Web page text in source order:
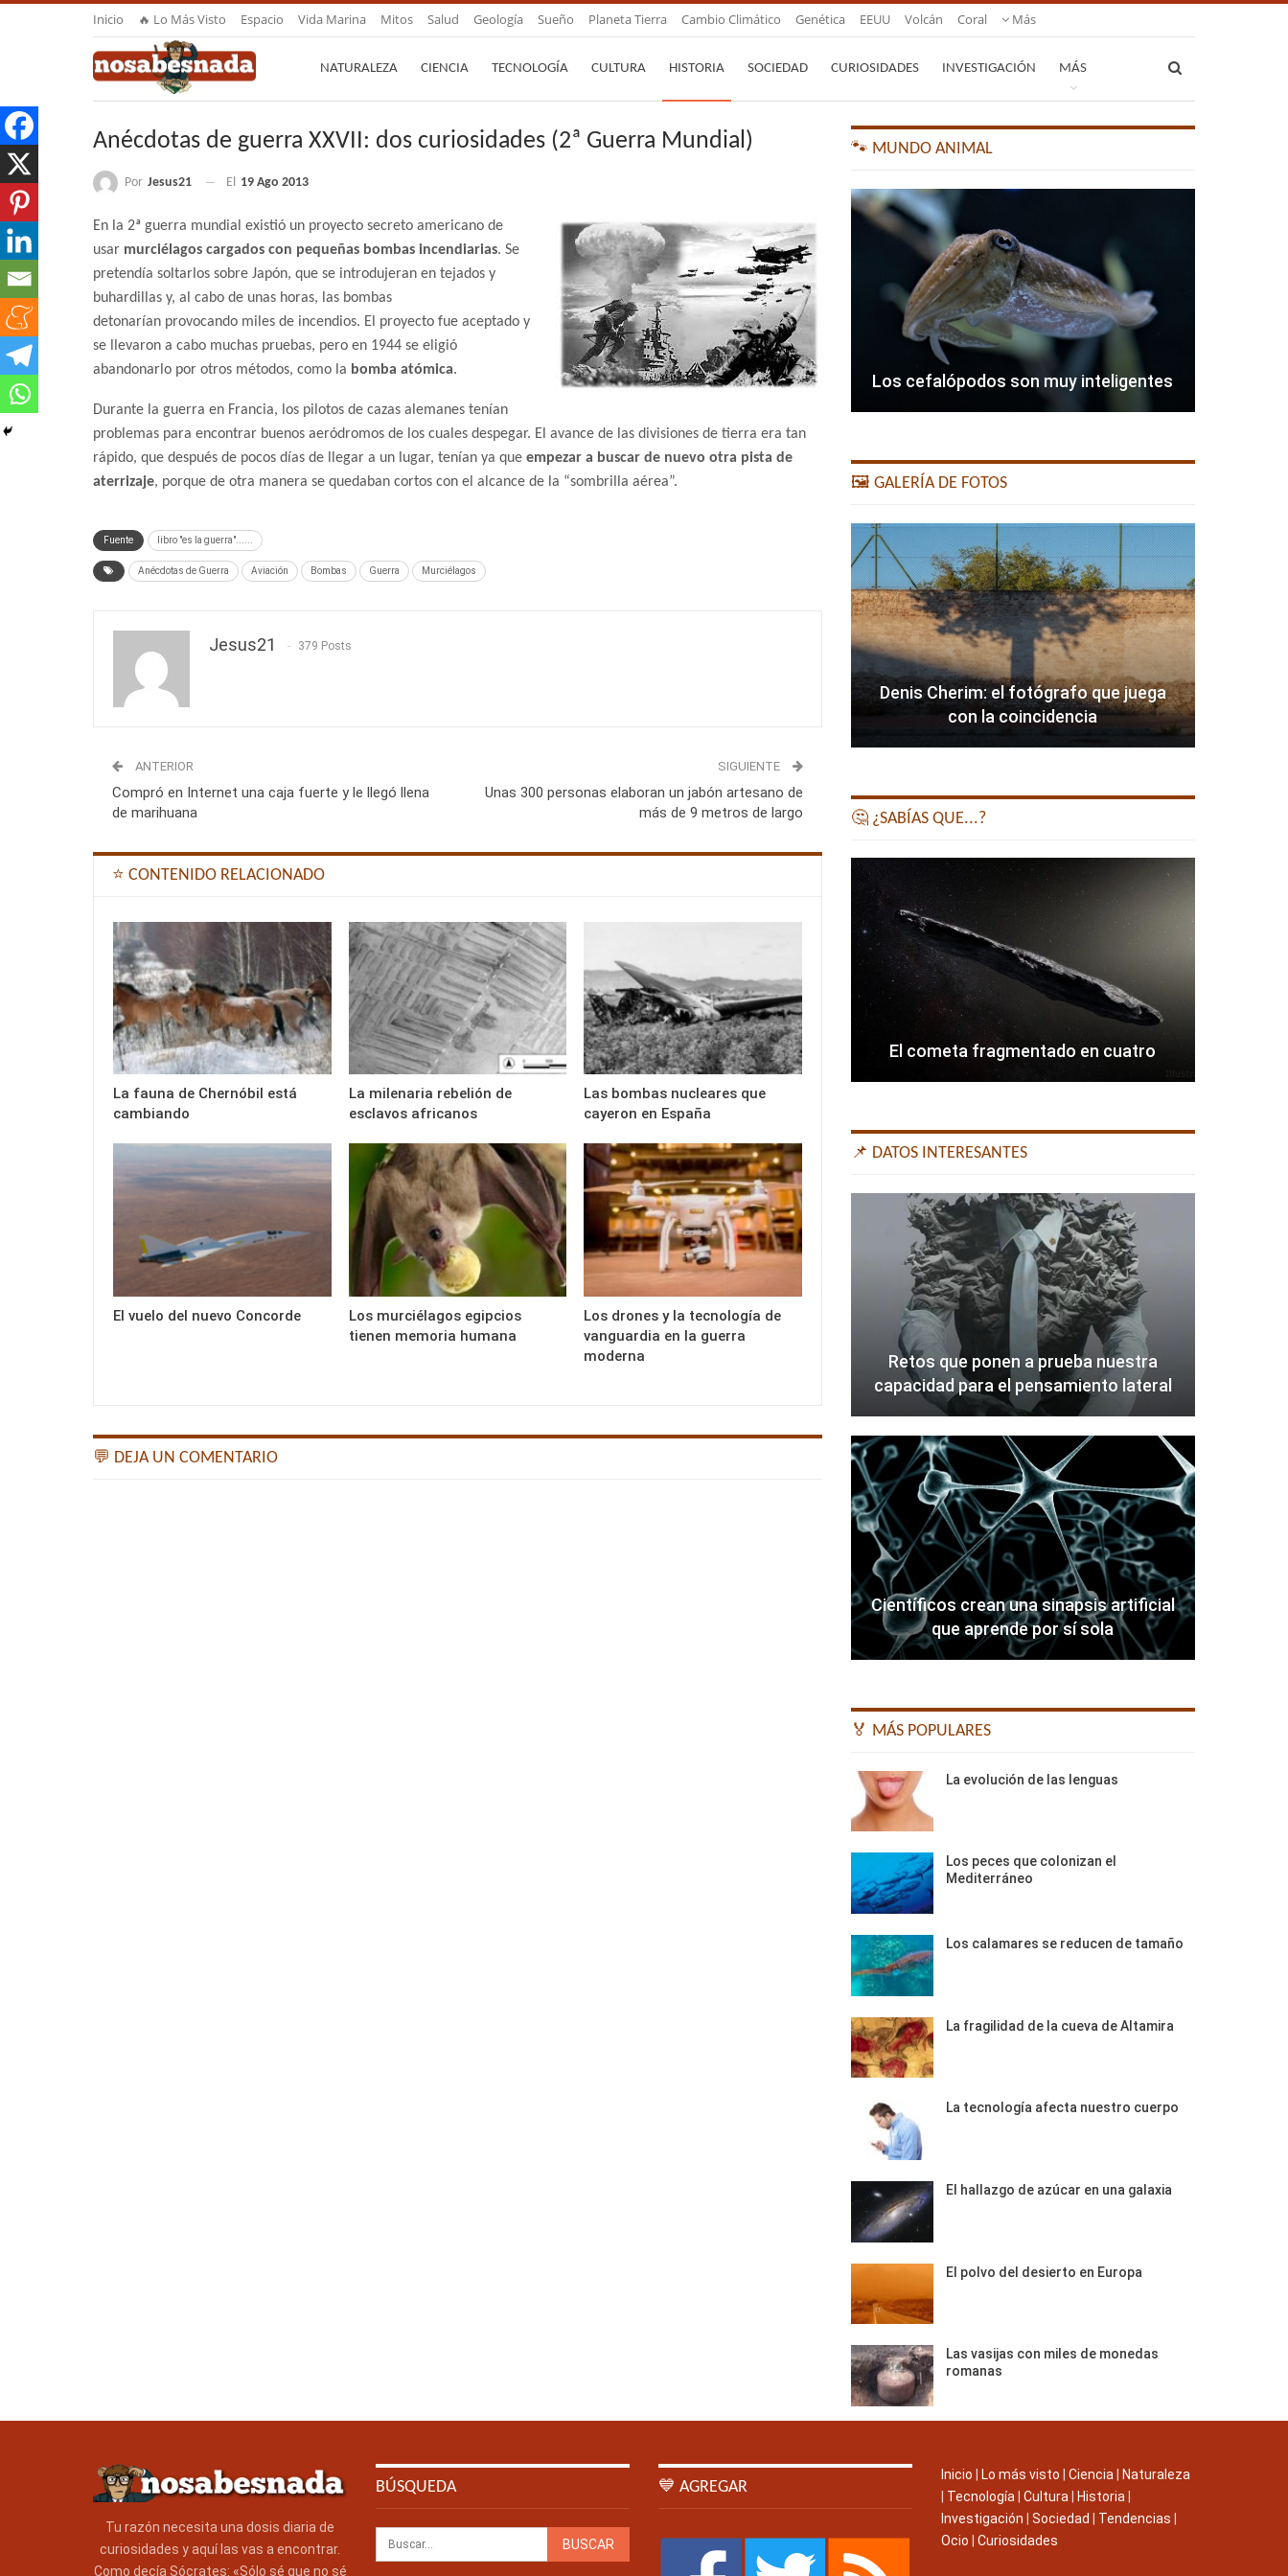
Inicio 🔥 Lo Más Visto Espacio Vida Marina Mitos Salud Geología Sueño Planeta Tierra Cambio Climático Genética EEUU Volcán Coral Más
NATURALEZA CIENCIA TECNOLOGÍA CULTURA HISTORIA SOCIEDAD CURIOSIDADES INVESTIGACIÓN MÁS
Anécdotas de guerra XXVII: dos curiosidades (2ª Guerra Mundial)
Por Jesus21 El 19 Ago 2013
En la 2ª guerra mundial existió un proyecto secreto americano de
usar murciélagos cargados con pequeñas bombas incendiarias. Se
pretendía soltarlos sobre Japón, que se introdujeran en tejados y
buhardillas y, al cabo de unas horas, las bombas
detonarían provocando miles de incendios. El proyecto fue aceptado y
se llevaron a cabo muchas pruebas, pero en 1944 se eligió
abandonarlo por otros métodos, como la bomba atómica.
Durante la guerra en Francia, los pilotos de cazas alemanes tenían
problemas para encontrar buenos aeródromos de los cuales despegar. El avance de las divisiones de tierra era tan
rápido, que después de pocos días de llegar a un lugar, tenían ya que empezar a buscar de nuevo otra pista de
aterrizaje, porque de otra manera se quedaban cortos con el alcance de la “sombrilla aérea”.
Fuente libro "es la guerra"......
Anécdotas de Guerra Aviación Bombas Guerra Murciélagos
Jesus21 379 Posts
ANTERIOR
Compró en Internet una caja fuerte y le llegó llena
de marihuana
SIGUIENTE
Unas 300 personas elaboran un jabón artesano de
más de 9 metros de largo
⭐ CONTENIDO RELACIONADO
La fauna de Chernóbil está
cambiando
La milenaria rebelión de
esclavos africanos
Las bombas nucleares que
cayeron en España
El vuelo del nuevo Concorde
Los murciélagos egipcios
tienen memoria humana
Los drones y la tecnología de
vanguardia en la guerra
moderna
💬 DEJA UN COMENTARIO
🐾 MUNDO ANIMAL
Los cefalópodos son muy inteligentes
🖼️ GALERÍA DE FOTOS
Denis Cherim: el fotógrafo que juega
con la coincidencia
🤔 ¿SABÍAS QUE...?
El cometa fragmentado en cuatro
📌 DATOS INTERESANTES
Retos que ponen a prueba nuestra
capacidad para el pensamiento lateral
Científicos crean una sinapsis artificial
que aprende por sí sola
🏅 MÁS POPULARES
La evolución de las lenguas
Los peces que colonizan el
Mediterráneo
Los calamares se reducen de tamaño
La fragilidad de la cueva de Altamira
La tecnología afecta nuestro cuerpo
El hallazgo de azúcar en una galaxia
El polvo del desierto en Europa
Las vasijas con miles de monedas
romanas
Tu razón necesita una dosis diaria de
curiosidades y aquí las vas a encontrar.
Como decía Sócrates: «Sólo sé que no sé
BÚSQUEDA 💙 AGREGAR
Inicio Lo más visto Ciencia
Naturaleza
Tecnología Cultura Historia
Investigación
Sociedad Tendencias
Ocio
Curiosidades